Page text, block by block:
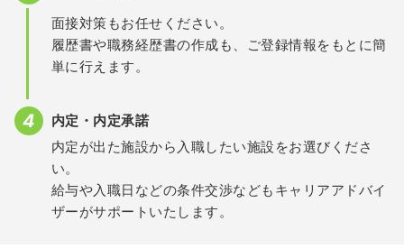
面接対策もお任せください。
履歴書や職務経歴書の作成も、ご登録情報をもとに簡
単に行えます。
内定・内定承諾
内定が出た施設から入職したい施設をお選びくださ
い。
給与や入職日などの条件交渉などもキャリアアドバイ
ザーがサポートいたします。